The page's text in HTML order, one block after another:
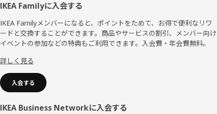
フ
ッ
タ
IKEA Familyに入会する
IKEA Familyメンバーになると、ポイントをためて、お得で便利なリワ
ードと交換することができます。商品やサービスの割引、メンバー向け
イベントの参加などの特典もご利用できます。入会費・年会費無料。
詳しく見る
入会する
IKEA Business Networkに入会する